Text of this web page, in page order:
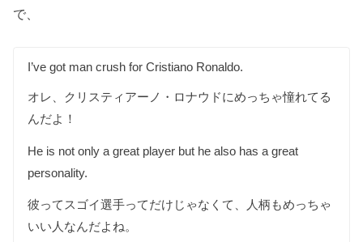
で、
I’ve got man crush for Cristiano Ronaldo.
オレ、クリスティアーノ・ロナウドにめっちゃ憧れてる
んだよ！
He is not only a great player but he also has a great
personality.
彼ってスゴイ選手ってだけじゃなくて、人柄もめっちゃ
いい人なんだよね。